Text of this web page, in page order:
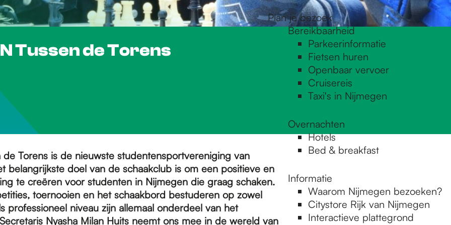
Plan je bezoek
Bereikbaarheid
Parkeerinformatie
Fietsen huren
Openbaar vervoer
Cruisereis
Taxi's in Nijmegen
Overnachten
Hotels
Bed & breakfast
Informatie
Waarom Nijmegen bezoeken?
Citystore Rijk van Nijmegen
Interactieve plattegrond
Tussen de Torens
de Torens is de nieuwste studentensportvereniging van
belangrijkste doel van de schaakclub is om een positieve en
te creëren voor studenten in Nijmegen die graag schaken.
toernooien en het schaakbord bestuderen op zowel
professioneel niveau zijn allemaal onderdeel van het
Nyasha Milan Huits neemt ons mee in de wereld van